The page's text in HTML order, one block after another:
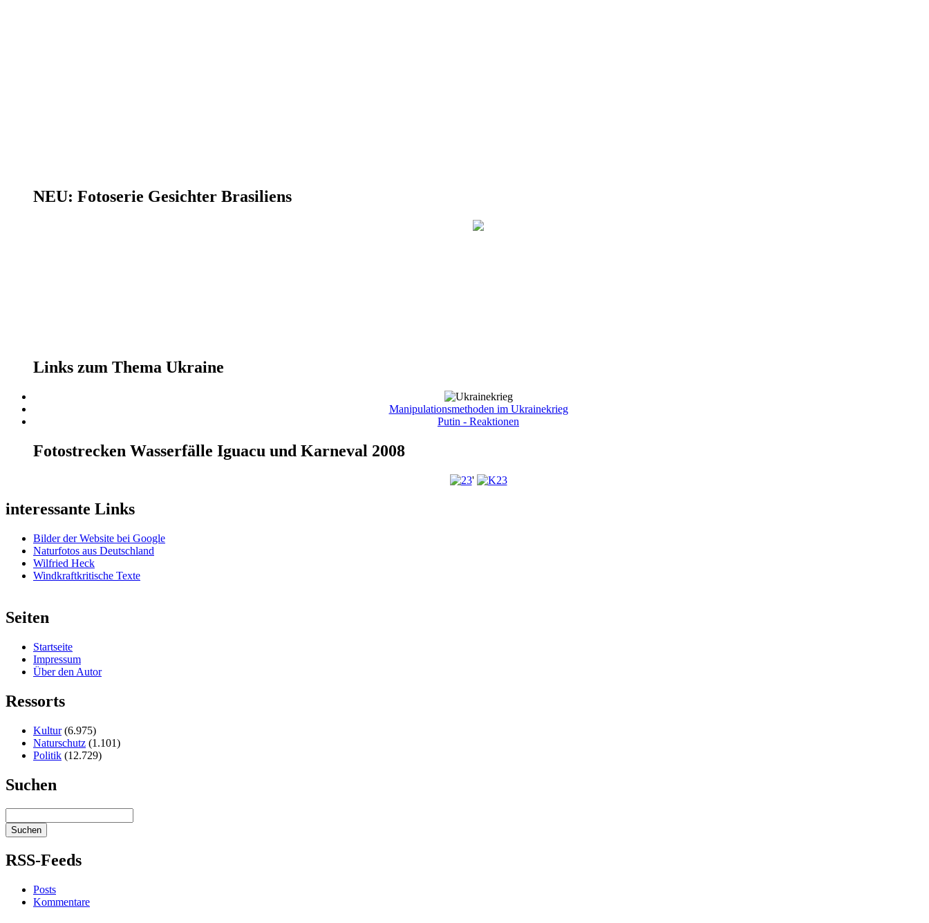
NEU: Fotoserie Gesichter Brasiliens
Links zum Thema Ukraine
Manipulationsmethoden im Ukrainekrieg
Putin - Reaktionen
Fotostrecken Wasserfälle Iguacu und Karneval 2008
'
interessante Links
Bilder der Website bei Google
Naturfotos aus Deutschland
Wilfried Heck
Windkraftkritische Texte
Seiten
Startseite
Impressum
Über den Autor
Ressorts
Kultur(6.975)
Naturschutz (1.101)
Politik (12.729)
Suchen
RSS-Feeds
Posts
Kommentare